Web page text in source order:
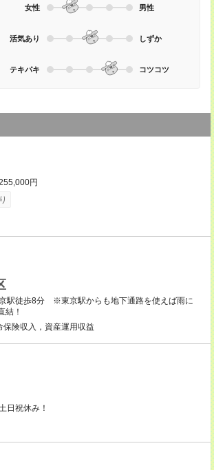
女性 男性
活気あり しずか
テキパキ コツコツ
円
駅徒歩8分 ※東京駅からも地下通路を使えば雨に
結！
保険収入，資産運用収益
祝休み！